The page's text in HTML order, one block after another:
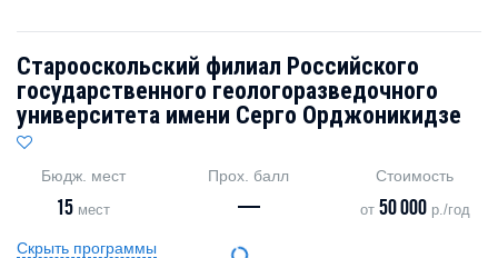
Старооскольский филиал Российского
государственного геологоразведочного
университета имени Серго Орджоникидзе
Бюдж. мест
15 мест
Прох. балл
—
Стоимость
от 50 000р./год
Скрыть программы